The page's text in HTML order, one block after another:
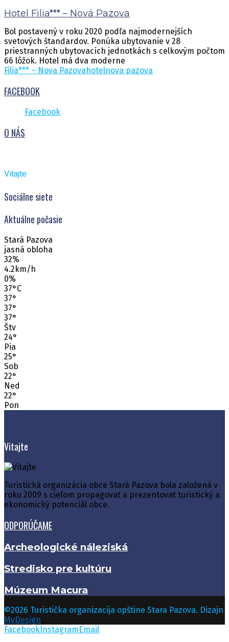
Hotel Filia*** – Nová Pazova
Bol postavený v roku 2020 podľa najmodernejších
svetových štandardov. Ponúka ubytovanie v 28
priestranných ubytovacích jednotkách s celkovým počtom
66 lôžok. Hotel má dva moderne
Filia*** – Nova Pazovahotelnova pazova
FACEBOOK
Facebook
O NÁS
Vitajte
Sociálne siete
Aktuálne počasie
Stará Pazova
jasná obloha
32%
4.2km/h
0%
37°C
37°
37°
37°
Štv
24°
Pia
25°
Sob
22°
Ned
22°
Pon
Vitajte
Turistická organizácia obce Stará Pazova bola založená v
roku 2009 s cieľom propagovať a prezentovať turistický a
ekonomický potenciál obce.
ODPORÚČAME
Archeologické náleziská
Stredisko pre kultúru
Múzeum Macura
©2026 Turistička organizacija opštine Stara Pazova. Dizajn
MyDesign
Facebook Instagram Email